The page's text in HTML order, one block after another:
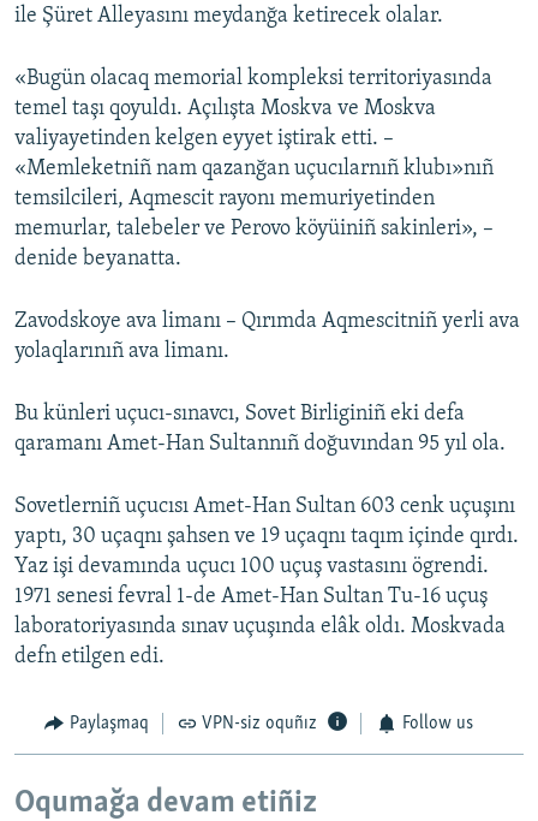
ile Şüret Alleyasını meydanğa ketirecek olalar.
«Bugün olacaq memorial kompleksi territoriyasında
temel taşı qoyuldı. Açılışta Moskva ve Moskva
valiyayetinden kelgen eyyet iştirak etti. –
«Memleketniñ nam qazanğan uçucılarnıñ klubı»nıñ
temsilcileri, Aqmescit rayonı memuriyetinden
memurlar, talebeler ve Perovo köyüiniñ sakinleri», –
denide beyanatta.
Zavodskoye ava limanı – Qırımda Aqmescitniñ yerli ava
yolaqlarınıñ ava limanı.
Bu künleri uçucı-sınavcı, Sovet Birliginiñ eki defa
qaramanı Amet-Han Sultannıñ doğuvından 95 yıl ola.
Sovetlerniñ uçucısı Amet-Han Sultan 603 cenk uçuşını
yaptı, 30 uçaqnı şahsen ve 19 uçaqnı taqım içinde qırdı.
Yaz işi devamında uçucı 100 uçuş vastasını ögrendi.
1971 senesi fevral 1-de Amet-Han Sultan Tu-16 uçuş
laboratoriyasında sınav uçuşında elâk oldı. Moskvada
defn etilgen edi.
Paylaşmaq VPN-siz oquñız Follow us
Oqumağa devam etiñiz